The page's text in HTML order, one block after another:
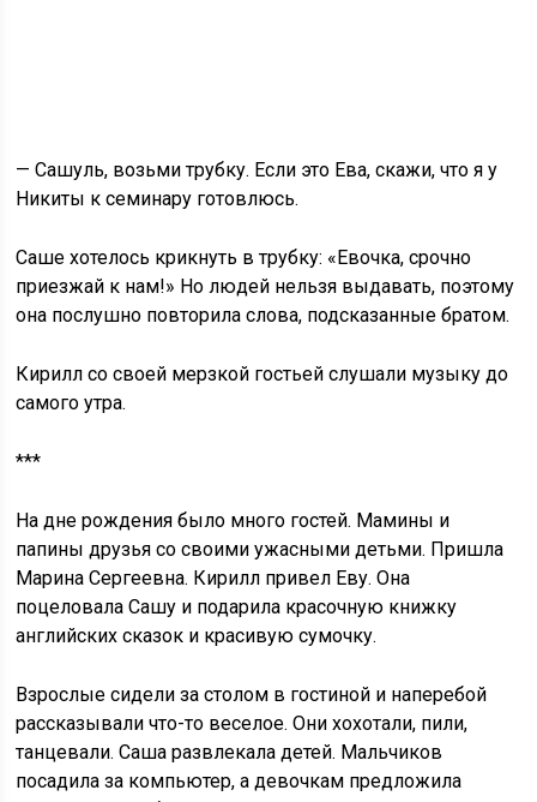
— Сашуль, возьми трубку. Если это Ева, скажи, что я у
Никиты к семинару готовлюсь.
Саше хотелось крикнуть в трубку: «Евочка, срочно
приезжай к нам!» Но людей нельзя выдавать, поэтому
она послушно повторила слова, подсказанные братом.
Кирилл со своей мерзкой гостьей слушали музыку до
самого утра.
***
На дне рождения было много гостей. Мамины и
папины друзья со своими ужасными детьми. Пришла
Марина Сергеевна. Кирилл привел Еву. Она
поцеловала Сашу и подарила красочную книжку
английских сказок и красивую сумочку.
Взрослые сидели за столом в гостиной и наперебой
рассказывали что-то веселое. Они хохотали, пили,
танцевали. Саша развлекала детей. Мальчиков
посадила за компьютер, а девочкам предложила